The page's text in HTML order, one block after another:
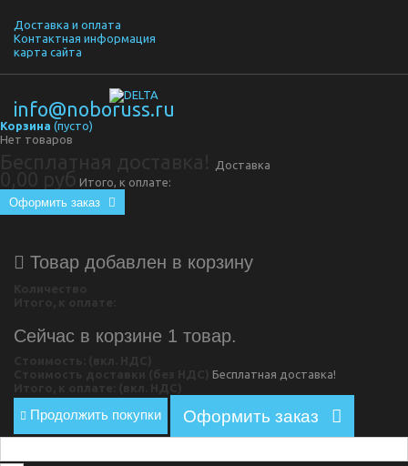
Доставка и оплата
Контактная информация
карта сайта
info@noboruss.ru
Корзина (пусто)
Нет товаров
Доставка
Итого, к оплате:
Оформить заказ
Товар добавлен в корзину
Сейчас в корзине 1 товар.
Бесплатная доставка!
Продолжить покупки Оформить заказ